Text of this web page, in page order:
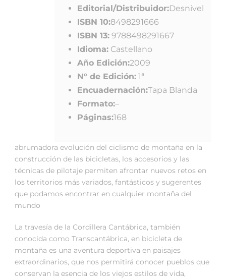
Editorial/Distribuidor:Desnivel
ISBN 10:8498291666
ISBN 13: 9788498291667
Idioma: Castellano
Año Edición:2009
N° de Edición: 1ª
Encuadernación:Tapa Blanda
Formato:–
Páginas:168
abrumadora evolución del ciclismo de montaña en la
construcción de las bicicletas, los accesorios y las
técnicas de pilotaje permiten afrontar nuevos retos en
los territorios más variados, fantásticos y sugerentes
que podamos encontrar en cualquier montaña del
mundo
La travesía de la Cordillera Cantábrica, también
conocida como Transcantábrica, en bicicleta de
montaña es una aventura deportiva en paisajes
extraordinarios, que nos permitirá conocer pueblos que
conservan la esencia de los viejos estilos de vida,